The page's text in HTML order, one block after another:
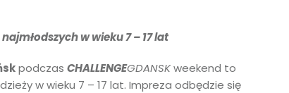
w wieku 7 – 17 lat
podczas CHALLENGEGDANSKweekend to
w wieku 7 – 17 lat. Impreza odbędzie się